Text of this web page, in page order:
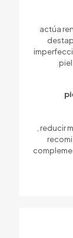
actúa
, reducir